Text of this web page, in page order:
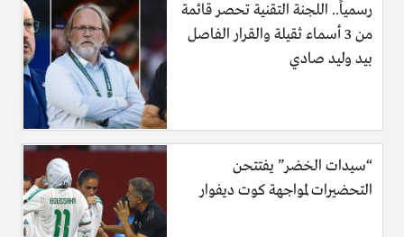
رسمياً.. اللجنة التقنية تحصر قائمة
من 3 أسماء ثقيلة والقرار الفاصل
بيد وليد صادي
“سيدات الخضر” يفتتحن
التحضيرات لمواجهة كوت ديفوار